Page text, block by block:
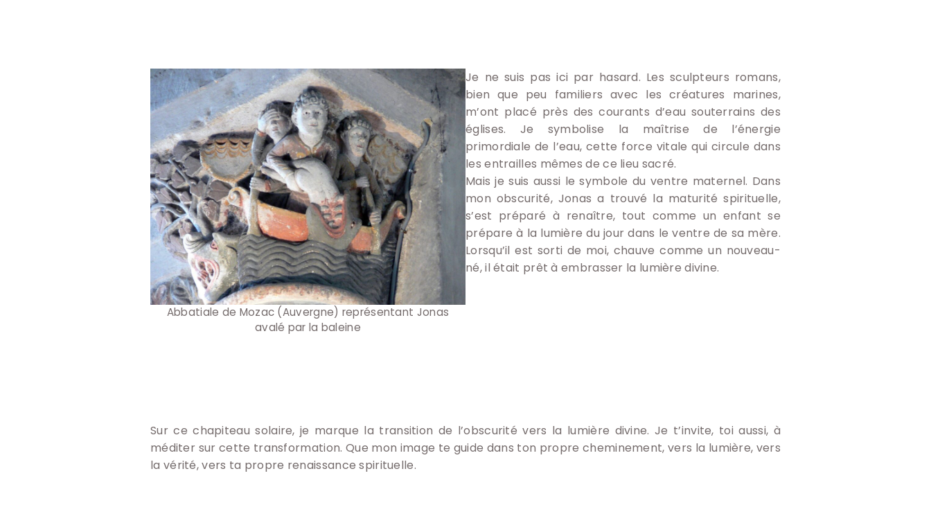
Abbatiale de Mozac (Auvergne) représentant Jonas
avalé par la baleine
Je ne suis pas ici par hasard. Les sculpteurs romans,
bien que peu familiers avec les créatures marines,
m’ont placé près des courants d’eau souterrains des
églises. Je symbolise la maîtrise de l’énergie
primordiale de l’eau, cette force vitale qui circule dans
les entrailles mêmes de ce lieu sacré.
Mais je suis aussi le symbole du ventre maternel. Dans
mon obscurité, Jonas a trouvé la maturité spirituelle,
s’est préparé à renaître, tout comme un enfant se
prépare à la lumière du jour dans le ventre de sa mère.
Lorsqu’il est sorti de moi, chauve comme un nouveau-
né, il était prêt à embrasser la lumière divine.
Sur ce chapiteau solaire, je marque la transition de l’obscurité vers la lumière divine. Je t’invite, toi aussi, à
méditer sur cette transformation. Que mon image te guide dans ton propre cheminement, vers la lumière, vers
la vérité, vers ta propre renaissance spirituelle.